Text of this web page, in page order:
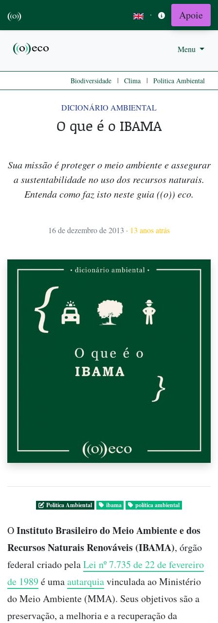
· Apoie
Menu
Biodiversidade | Clima | Politica Ambiental
DICIONÁRIO AMBIENTAL
O que é o IBAMA
Sua missão é proteger o meio ambiente e assegurar
a sustentabilidade no uso dos recursos naturais.
Entenda como faz isto neste guia ((o)) eco.
16 de dezembro de 2013 · 13 anos atrás
Politica Ambiental ibama política ambiental
OInstituto Brasileiro do Meio Ambiente e dos
Recursos Naturais Renováveis (IBAMA), órgão
federal criado pelaLei nº 7.735 de 22 de fevereiro
de 1989é umaautarquiavinculada ao Ministério
do Meio Ambiente (MMA). Seus objetivos são a
preservação, a melhoria e a recuperação da